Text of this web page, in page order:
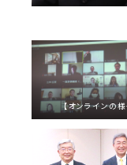
【オンラインの様